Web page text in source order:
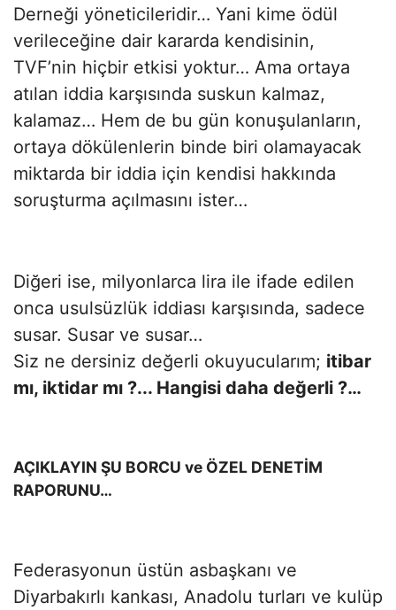
Derneği yöneticileridir… Yani kime ödül
verileceğine dair kararda kendisinin,
TVF’nin hiçbir etkisi yoktur… Ama ortaya
atılan iddia karşısında suskun kalmaz,
kalamaz… Hem de bu gün konuşulanların,
ortaya dökülenlerin binde biri olamayacak
miktarda bir iddia için kendisi hakkında
soruşturma açılmasını ister…
Diğeri ise, milyonlarca lira ile ifade edilen
onca usulsüzlük iddiası karşısında, sadece
susar. Susar ve susar…
Siz ne dersiniz değerli okuyucularım; itibar
mı, iktidar mı ?... Hangisi daha değerli ?…
AÇIKLAYIN ŞU BORCU ve ÖZEL DENETİM
RAPORUNU…
Federasyonun üstün asbaşkanı ve
Diyarbakırlı kankası, Anadolu turları ve kulüp